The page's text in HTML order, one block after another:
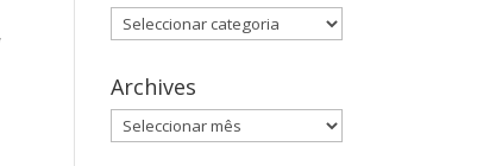
Categories
Archives
Archives